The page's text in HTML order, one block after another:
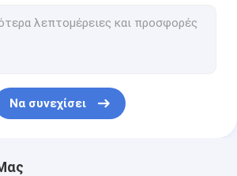
MIPI
καμερών παραθυρόφυλλων
Να συνεχίσει